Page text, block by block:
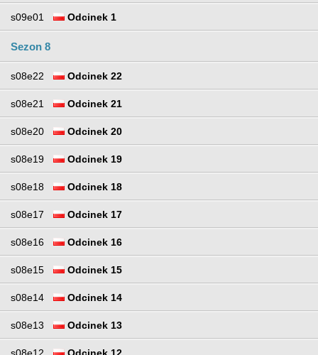
s09e01 Odcinek 1
Sezon 8
s08e22 Odcinek 22
s08e21 Odcinek 21
s08e20 Odcinek 20
s08e19 Odcinek 19
s08e18 Odcinek 18
s08e17 Odcinek 17
s08e16 Odcinek 16
s08e15 Odcinek 15
s08e14 Odcinek 14
s08e13 Odcinek 13
s08e12 Odcinek 12